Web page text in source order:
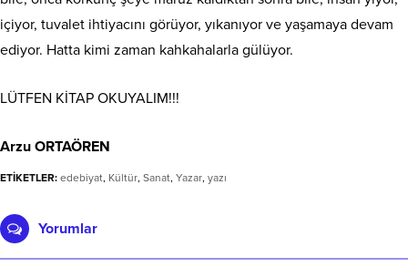
içiyor, tuvalet ihtiyacını görüyor, yıkanıyor ve yaşamaya devam
ediyor. Hatta kimi zaman kahkahalarla gülüyor.
LÜTFEN KİTAP OKUYALIM!!!
Arzu ORTAÖREN
ETİKETLER: edebiyat, Kültür, Sanat, Yazar, yazı
Yorumlar